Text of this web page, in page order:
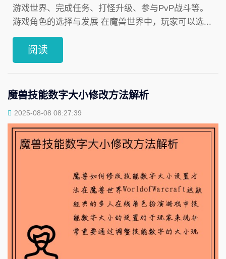
游戏世界、完成任务、打怪升级、参与PvP战斗等。
游戏角色的选择与发展 在魔兽世界中，玩家可以选...
阅读
魔兽技能数字大小修改方法解析
2025-08-08 08:27:39